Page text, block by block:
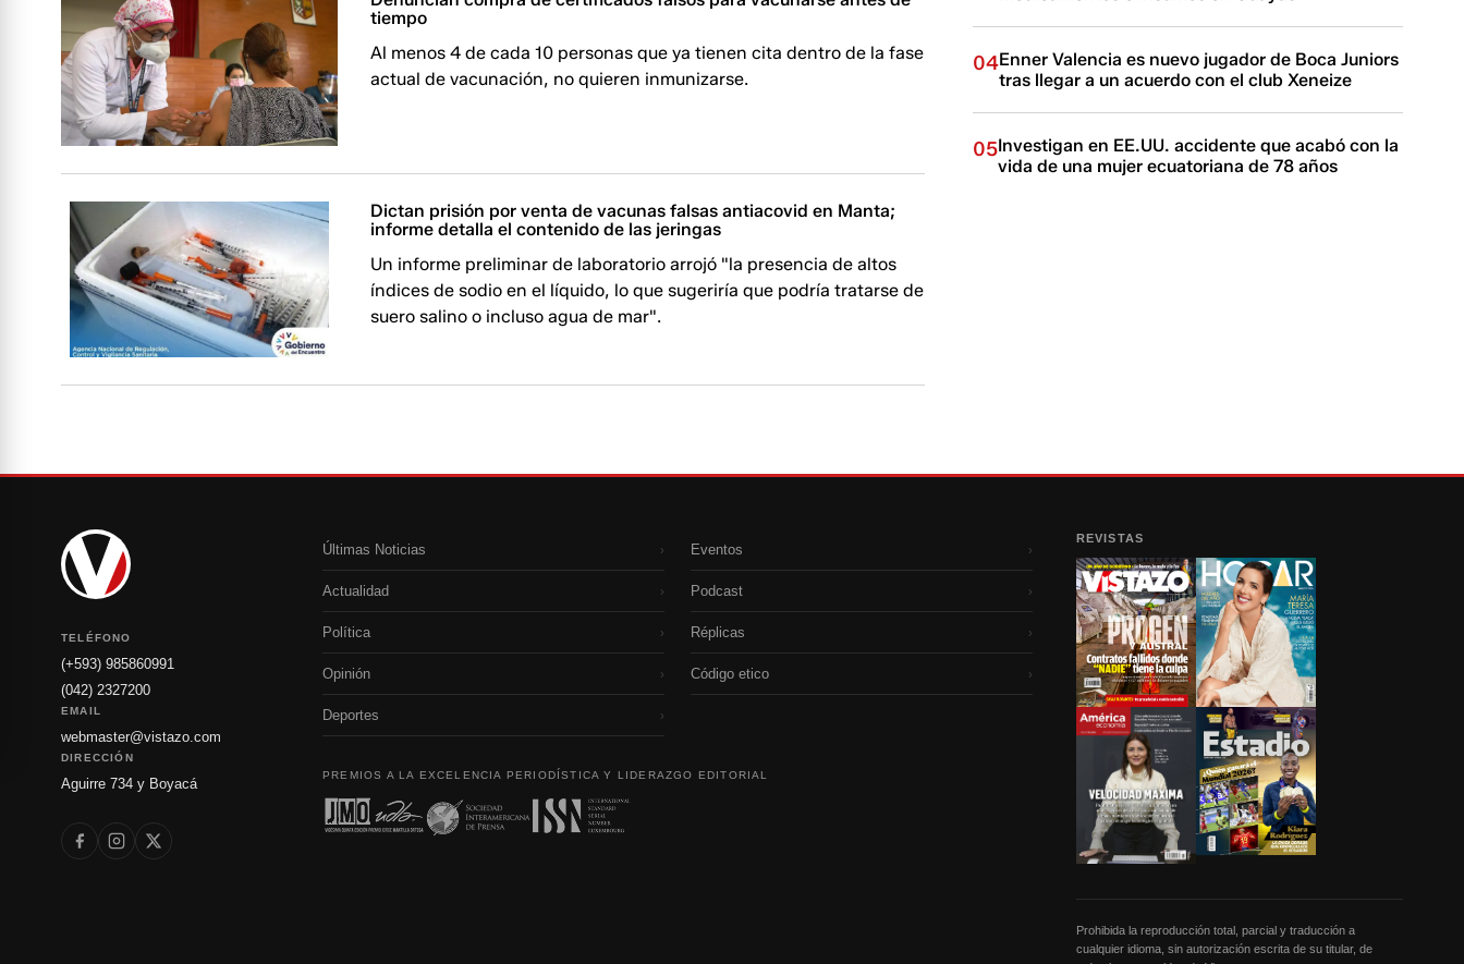
tiempo
Al menos 4 de cada 10 personas que ya tienen cita dentro de la fase
actual de vacunación, no quieren inmunizarse.
Dictan prisión por venta de vacunas falsas antiacovid en Manta;
informe detalla el contenido de las jeringas
Un informe preliminar de laboratorio arrojó "la presencia de altos
índices de sodio en el líquido, lo que sugeriría que podría tratarse de
suero salino o incluso agua de mar".
04Enner Valencia es nuevo jugador de Boca Juniors
tras llegar a un acuerdo con el club Xeneize
05Investigan en EE.UU. accidente que acabó con la
vida de una mujer ecuatoriana de 78 años
TELÉFONO
(+593) 985860991
(042) 2327200
EMAIL
webmaster@vistazo.com
DIRECCIÓN
Aguirre 734 y Boyacá
Últimas Noticias ›
Actualidad ›
Política ›
Opinión ›
Deportes ›
Eventos ›
Podcast ›
Réplicas ›
Código etico ›
PREMIOS A LA EXCELENCIA PERIODÍSTICA Y LIDERAZGO EDITORIAL
REVISTAS
Prohibida la reproducción total, parcial y traducción a
cualquier idioma, sin autorización escrita de su titular, de